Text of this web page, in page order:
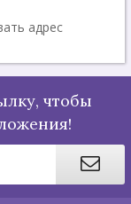
адрес
чтобы